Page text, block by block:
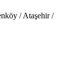
/ Ataşehir /